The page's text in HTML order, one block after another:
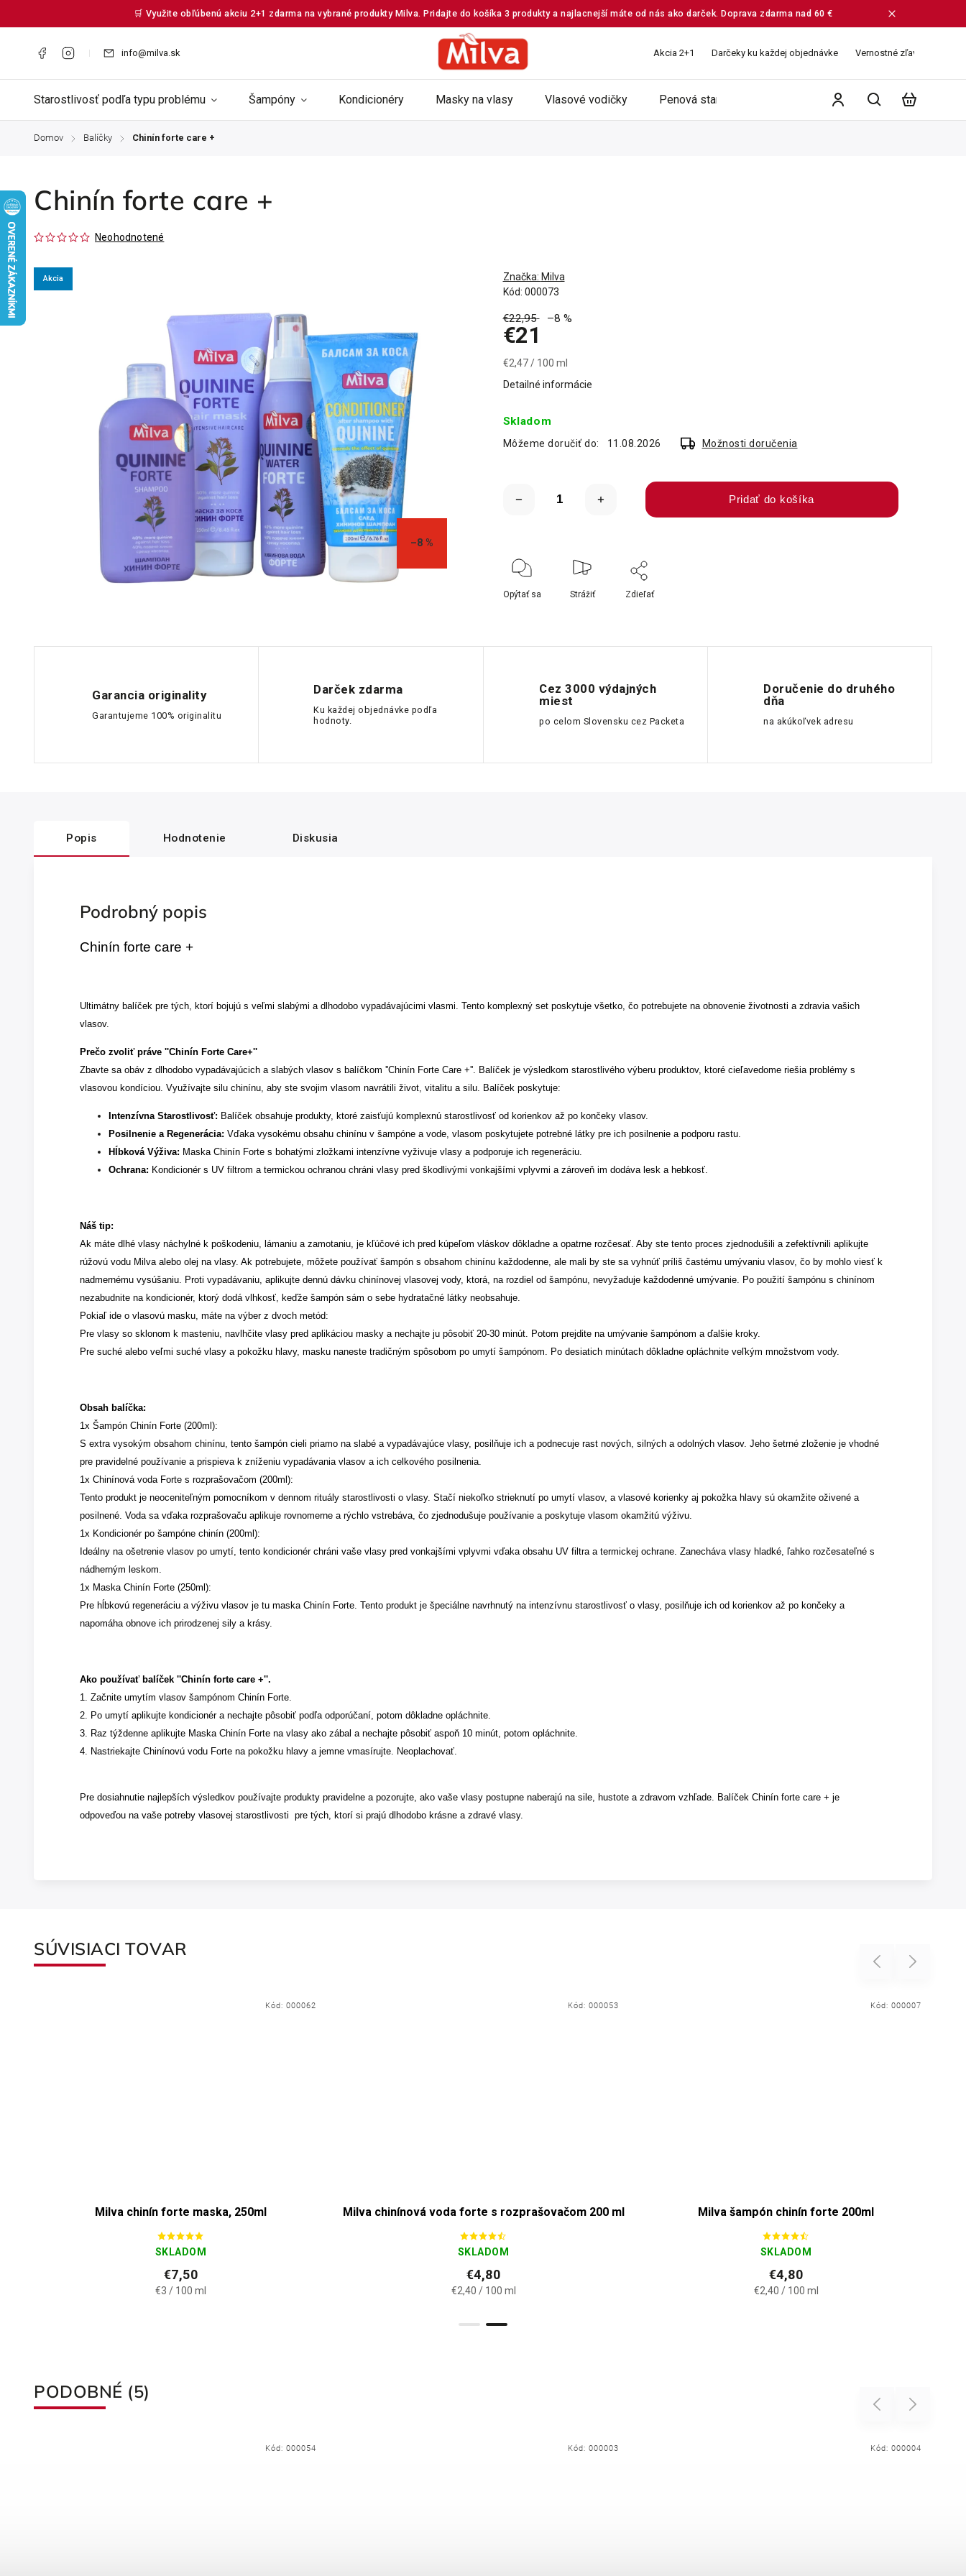
🛒 Využite obľúbenú akciu 2+1 zdarma na vybrané produkty Milva. Pridajte do košíka 3 produkty a najlacnejší máte od nás ako darček. Doprava zdarma nad 60 €
info@milva.sk Akcia 2+1 Darčeky ku každej objednávke Vernostné zľavy
Starostlivosť podľa typu problému Šampóny Kondicionéry Masky na vlasy Vlasové vodičky Penová starostlivosť Ružové vodičky Balíčky
Domov / Balíčky / Chinín forte care +
Chinín forte care +
Neohodnotené
Akcia
–8 %
Kód: 000073
Značka: Milva
€22,95 –8 %
€21
€2,47 / 100 ml
Skladom
Môžeme doručiť do: 11.08.2026 Možnosti doručenia
Pridať do košíka
Detailné informácie
Opýtať sa Strážiť Zdieľať
Garancia originality
Garantujeme 100% originalitu
Darček zdarma
Ku každej objednávke podľa
hodnoty.
Cez 3000 výdajných
miest
po celom Slovensku cez Packeta
Doručenie do druhého
dňa
na akúkoľvek adresu
Popis Hodnotenie Diskusia
Podrobný popis
Chinín forte care +
Ultimátny balíček pre tých, ktorí bojujú s veľmi slabými a dlhodobo vypadávajúcimi vlasmi. Tento komplexný set poskytuje všetko, čo potrebujete na obnovenie životnosti a zdravia vašich
vlasov.
Prečo zvoliť práve ''Chinín Forte Care+''
Zbavte sa obáv z dlhodobo vypadávajúcich a slabých vlasov s balíčkom ''Chinín Forte Care +''. Balíček je výsledkom starostlivého výberu produktov, ktoré cieľavedome riešia problémy s
vlasovou kondíciou. Využívajte silu chinínu, aby ste svojim vlasom navrátili život, vitalitu a silu. Balíček poskytuje:
Intenzívna Starostlivosť: Balíček obsahuje produkty, ktoré zaisťujú komplexnú starostlivosť od korienkov až po končeky vlasov.
Posilnenie a Regenerácia: Vďaka vysokému obsahu chinínu v šampóne a vode, vlasom poskytujete potrebné látky pre ich posilnenie a podporu rastu.
Hĺbková Výživa: Maska Chinín Forte s bohatými zložkami intenzívne vyživuje vlasy a podporuje ich regeneráciu.
Ochrana: Kondicionér s UV filtrom a termickou ochranou chráni vlasy pred škodlivými vonkajšími vplyvmi a zároveň im dodáva lesk a hebkosť.
Náš tip:
Ak máte dlhé vlasy náchylné k poškodeniu, lámaniu a zamotaniu, je kľúčové ich pred kúpeľom vláskov dôkladne a opatrne rozčesať. Aby ste tento proces zjednodušili a zefektívnili aplikujte
rúžovú vodu Milva alebo olej na vlasy. Ak potrebujete, môžete používať šampón s obsahom chinínu každodenne, ale mali by ste sa vyhnúť príliš častému umývaniu vlasov, čo by mohlo viesť k
nadmernému vysúšaniu. Proti vypadávaniu, aplikujte dennú dávku chinínovej vlasovej vody, ktorá, na rozdiel od šampónu, nevyžaduje každodenné umývanie. Po použití šampónu s chinínom
nezabudnite na kondicionér, ktorý dodá vlhkosť, keďže šampón sám o sebe hydratačné látky neobsahuje.
Pokiaľ ide o vlasovú masku, máte na výber z dvoch metód:
Pre vlasy so sklonom k masteniu, navlhčite vlasy pred aplikáciou masky a nechajte ju pôsobiť 20-30 minút. Potom prejdite na umývanie šampónom a ďalšie kroky.
Pre suché alebo veľmi suché vlasy a pokožku hlavy, masku naneste tradičným spôsobom po umytí šampónom. Po desiatich minútach dôkladne opláchnite veľkým množstvom vody.
Obsah balíčka:
1x Šampón Chinín Forte (200ml):
S extra vysokým obsahom chinínu, tento šampón cieli priamo na slabé a vypadávajúce vlasy, posilňuje ich a podnecuje rast nových, silných a odolných vlasov. Jeho šetrné zloženie je vhodné
pre pravidelné používanie a prispieva k zníženiu vypadávania vlasov a ich celkového posilnenia.
1x Chinínová voda Forte s rozprašovačom (200ml):
Tento produkt je neoceniteľným pomocníkom v dennom rituály starostlivosti o vlasy. Stačí niekoľko strieknutí po umytí vlasov, a vlasové korienky aj pokožka hlavy sú okamžite oživené a
posilnené. Voda sa vďaka rozprašovaču aplikuje rovnomerne a rýchlo vstrebáva, čo zjednodušuje používanie a poskytuje vlasom okamžitú výživu.
1x Kondicionér po šampóne chinín (200ml):
Ideálny na ošetrenie vlasov po umytí, tento kondicionér chráni vaše vlasy pred vonkajšími vplyvmi vďaka obsahu UV filtra a termickej ochrane. Zanecháva vlasy hladké, ľahko rozčesateľné s
nádherným leskom.
1x Maska Chinín Forte (250ml):
Pre hĺbkovú regeneráciu a výživu vlasov je tu maska Chinín Forte. Tento produkt je špeciálne navrhnutý na intenzívnu starostlivosť o vlasy, posilňuje ich od korienkov až po končeky a
napomáha obnove ich prirodzenej sily a krásy.
Ako používať balíček ''Chinín forte care +''.
1. Začnite umytím vlasov šampónom Chinín Forte.
2. Po umytí aplikujte kondicionér a nechajte pôsobiť podľa odporúčaní, potom dôkladne opláchnite.
3. Raz týždenne aplikujte Maska Chinín Forte na vlasy ako zábal a nechajte pôsobiť aspoň 10 minút, potom opláchnite.
4. Nastriekajte Chinínovú vodu Forte na pokožku hlavy a jemne vmasírujte. Neoplachovať.
Pre dosiahnutie najlepších výsledkov používajte produkty pravidelne a pozorujte, ako vaše vlasy postupne naberajú na sile, hustote a zdravom vzhľade. Balíček Chinín forte care + je
odpoveďou na vaše potreby vlasovej starostlivosti pre tých, ktorí si prajú dlhodobo krásne a zdravé vlasy.
SÚVISIACI TOVAR
Previous
Milva chinín forte maska, 250ml
SKLADOM
€7,50
€3 / 100 ml
Kód: 000062
Milva chinínová voda forte s rozprašovačom 200 ml
SKLADOM
€4,80
€2,40 / 100 ml
Kód: 000053
Milva šampón chinín forte 200ml
SKLADOM
€4,80
€2,40 / 100 ml
Kód: 000007
Next
PODOBNÉ (5)
Previous
Kód: 000054 Kód: 000003 Kód: 000004
Next